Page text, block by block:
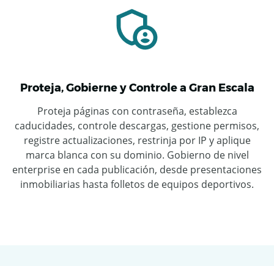
Proteja, Gobierne y Controle a Gran Escala
Proteja páginas con contraseña, establezca
caducidades, controle descargas, gestione permisos,
registre actualizaciones, restrinja por IP y aplique
marca blanca con su dominio. Gobierno de nivel
enterprise en cada publicación, desde presentaciones
inmobiliarias hasta folletos de equipos deportivos.